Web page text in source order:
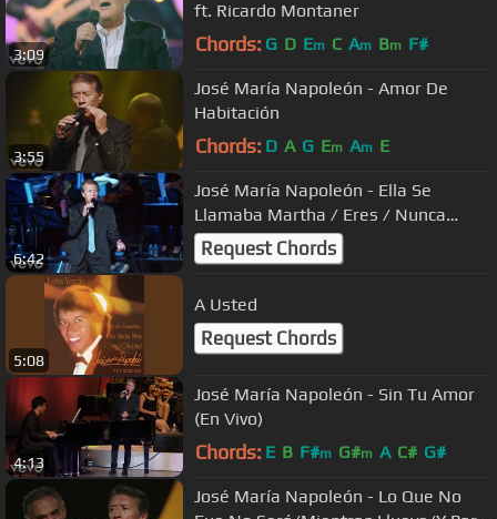
3:09
ft. Ricardo Montaner
Chords: G D Em C Am Bm F#
3:55
José María Napoleón - Amor De
Habitación
Chords: D A G Em Am E
6:42
José María Napoleón - Ella Se
Llamaba Martha / Eres / Nunca
Cambies (En Vivo/Medley)
Request Chords
5:08
A Usted
Request Chords
4:13
José María Napoleón - Sin Tu Amor
(En Vivo)
Chords: E B F#m G#m A C# G#
José María Napoleón - Lo Que No